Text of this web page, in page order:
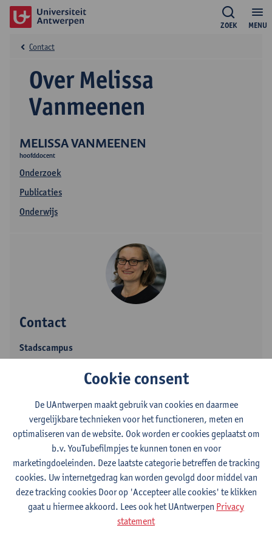
MENU
ZOEK
MELISSA VANMEENEN
hoofddocent
Onderzoek
Publicaties
Onderwijs
Over Melissa
Vanmeenen
Contact
Contact
Stadscampus
+3232655835
Venusstraat 23
2000 Antwerpen, BEL
Afdeling
Decanaat Rechten
Cookie consent
De UAntwerpen maakt gebruik van cookies en daarmee
vergelijkbare technieken voor het functioneren, meten en
optimaliseren van de website. Ook worden er cookies geplaatst om
b.v. YouTubefilmpjes te kunnen tonen en voor
marketingdoeleinden. Deze laatste categorie betreffen de tracking
cookies. Uw internetgedrag kan worden gevolgd door middel van
deze tracking cookies Door op 'Accepteer alle cookies' te klikken
gaat u hiermee akkoord. Lees ook het UAntwerpen Privacy
statement